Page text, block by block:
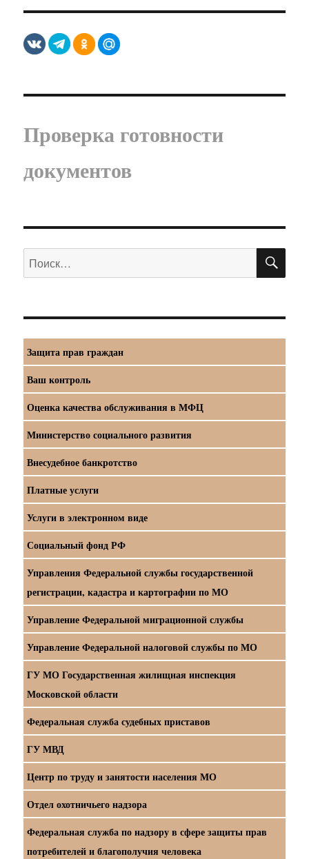
Проверка готовности
документов
Искать:
Защита прав граждан
Ваш контроль
Оценка качества обслуживания в МФЦ
Министерство социального развития
Внесудебное банкротство
Платные услуги
Услуги в электронном виде
Социальный фонд РФ
Управления Федеральной службы государственной
регистрации, кадастра и картографии по МО
Управление Федеральной миграционной службы
Управление Федеральной налоговой службы по МО
ГУ МО Государственная жилищная инспекция
Московской области
Федеральная служба судебных приставов
ГУ МВД
Центр по труду и занятости населения МО
Отдел охотничьего надзора
Федеральная служба по надзору в сфере защиты прав
потребителей и благополучия человека